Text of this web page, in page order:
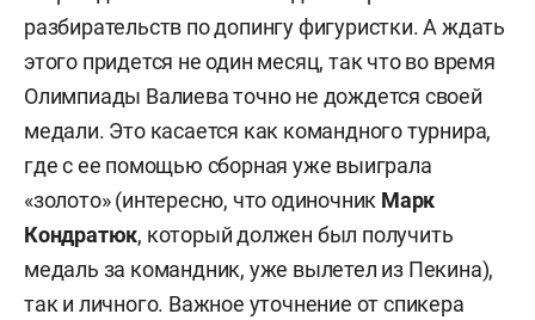
разбирательств по допингу фигуристки. А ждать
этого придется не один месяц, так что во время
Олимпиады Валиева точно не дождется своей
медали. Это касается как командного турнира,
где с ее помощью сборная уже выиграла
«золото» (интересно, что одиночник Марк
Кондратюк, который должен был получить
медаль за командник, уже вылетел из Пекина),
так и личного. Важное уточнение от спикера